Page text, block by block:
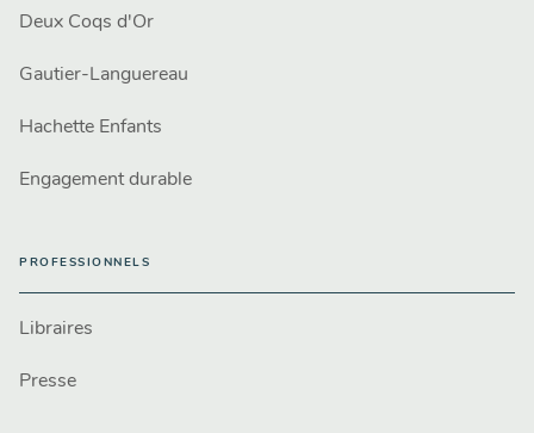
Deux Coqs d'Or
Gautier-Languereau
Hachette Enfants
Engagement durable
PROFESSIONNELS
Libraires
Presse